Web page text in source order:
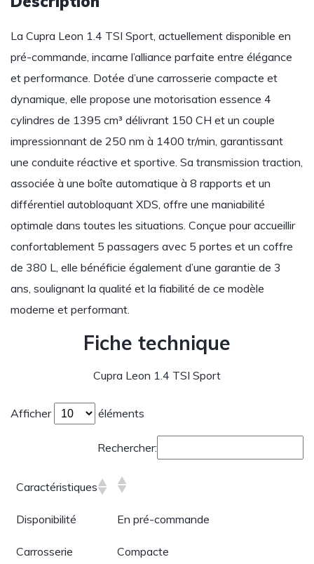
La Cupra Leon 1.4 TSI Sport, actuellement disponible en
pré-commande, incarne l’alliance parfaite entre élégance
et performance. Dotée d’une carrosserie compacte et
dynamique, elle propose une motorisation essence 4
cylindres de 1395 cm³ délivrant 150 CH et un couple
impressionnant de 250 nm à 1400 tr/min, garantissant
une conduite réactive et sportive. Sa transmission traction,
associée à une boîte automatique à 8 rapports et un
différentiel autobloquant XDS, offre une maniabilité
optimale dans toutes les situations. Conçue pour accueillir
confortablement 5 passagers avec 5 portes et un coffre
de 380 L, elle bénéficie également d’une garantie de 3
ans, soulignant la qualité et la fiabilité de ce modèle
moderne et performant.
Fiche technique
Cupra Leon 1.4 TSI Sport
Afficher éléments
Rechercher:
Caractéristiques
Disponibilité En pré-commande
Carrosserie Compacte